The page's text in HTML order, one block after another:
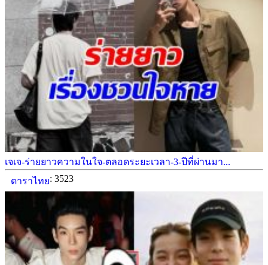
เจเจ-ร่ายยาวความในใจ-ตลอดระยะเวลา-3-ปีที่ผ่านมา...
ดาราไทย: 3523